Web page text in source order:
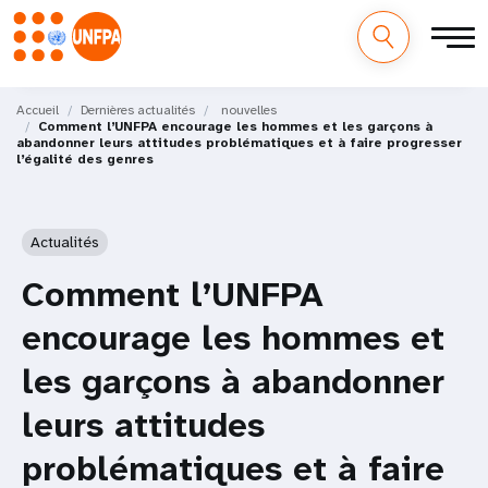
au
contenu
principal
M
a
Accueil Dernières actualités
nouvelles
Comment l’UNFPA encourage les hommes et les garçons à
abandonner leurs attitudes problématiques et à faire progresser
l’égalité des genres
Actualités
Comment l’UNFPA
encourage les hommes et
les garçons à abandonner
leurs attitudes
problématiques et à faire